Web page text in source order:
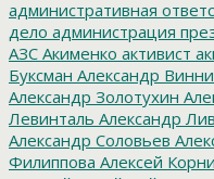
административная
дело администрация
АЗС Акименко активист
Буксман Александр
Александр Золотухин
Левинталь Александр
Александр Соловьев
Филиппова Алексей